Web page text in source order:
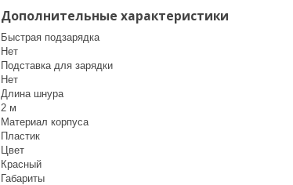
Дополнительные характеристики
Быстрая подзарядка
Нет
Подставка для зарядки
Нет
Длина шнура
2 м
Материал корпуса
Пластик
Цвет
Красный
Габариты